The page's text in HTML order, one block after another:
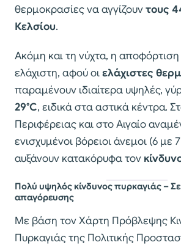
θερμοκρασίες να αγγίζουντους
Κελσίου.
Ακόμη και τη νύχτα, η αποφόρτιση
ελάχιστη, αφού οιελάχιστες
παραμένουν ιδιαίτερα υψηλές,
29°C, ειδικά στα αστικά κέντρα.
Περιφέρειας και στο Αιγαίο
ενισχυμένοι βόρειοι άνεμοι (6
αυξάνουν κατακόρυφα τον
Πολύ υψηλός κίνδυνος πυρκαγιάς –
απαγόρευσης
Με βάση τον Χάρτη Πρόβλεψης
Πυρκαγιάς της Πολιτικής